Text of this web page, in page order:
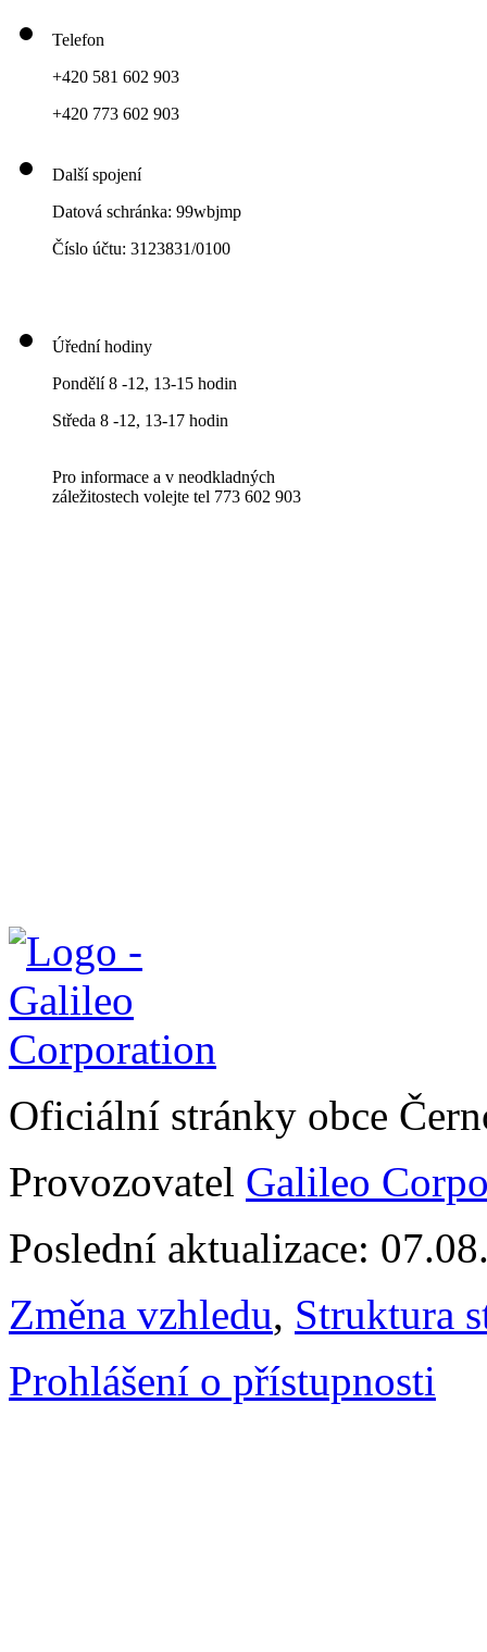
Telefon
+420 581 602 903
+420 773 602 903
Další spojení
Datová schránka: 99wbjmp
Číslo účtu: 3123831/0100
Úřední hodiny
Pondělí 8 -12, 13-15 hodin
Středa 8 -12, 13-17 hodin
Pro informace a v neodkladných
záležitostech volejte tel 773 602 903
Oficiální stránky obce
Provozovatel Galileo
Poslední aktualizace:
Změna vzhledu, Struktura
Prohlášení o přístupnosti